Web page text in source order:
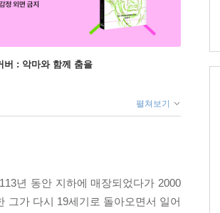
버 : 악마와 함께 춤을
펼쳐보기
년 동안 지하에 매장되었다가 2000
그가 다시 19세기로 돌아오면서 일어